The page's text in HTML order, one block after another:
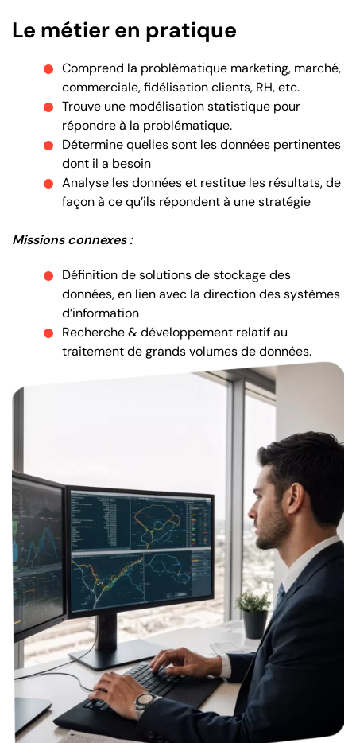
Le métier en pratique
Comprend la problématique marketing, marché,
commerciale, fidélisation clients, RH, etc.
Trouve une modélisation statistique pour
répondre à la problématique.
Détermine quelles sont les données pertinentes
dont il a besoin
Analyse les données et restitue les résultats, de
façon à ce qu’ils répondent à une stratégie
Missions connexes :
Définition de solutions de stockage des
données, en lien avec la direction des systèmes
d’information
Recherche & développement relatif au
traitement de grands volumes de données.